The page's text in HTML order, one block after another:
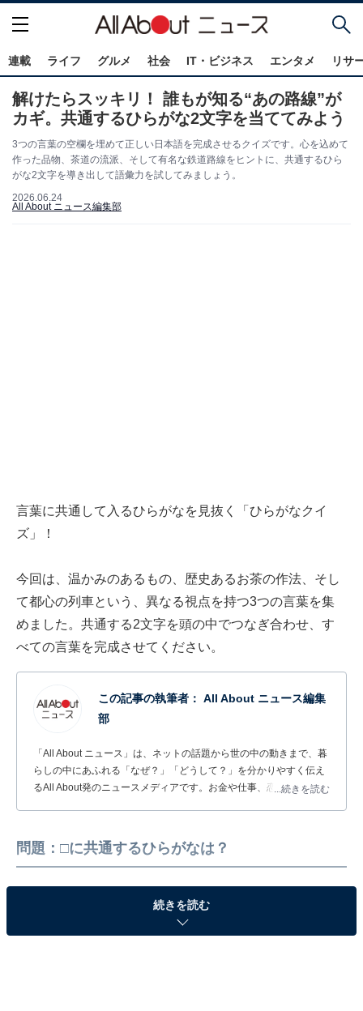
連載 ライフ グルメ 社会 IT・ビジネス エンタメ リサ
解けたらスッキリ！ 誰もが知る“あの路線”が
カギ。共通するひらがな2文字を当ててみよう
3つの言葉の空欄を埋めて正しい日本語を完成させるクイズです。心を込めて
作った品物、茶道の流派、そして有名な鉄道路線をヒントに、共通するひら
がな2文字を導き出して語彙力を試してみましょう。
2026.06.24
All About ニュース編集部
言葉に共通して入るひらがなを見抜く「ひらがなクイ
ズ」！
今回は、温かみのあるもの、歴史あるお茶の作法、そし
て都心の列車という、異なる視点を持つ3つの言葉を集
めました。共通する2文字を頭の中でつなぎ合わせ、す
べての言葉を完成させてください。
この記事の執筆者： All About ニュース編集
部
「All About ニュース」は、ネットの話題から世の中の動きまで、暮
らしの中にあふれる「なぜ？」「どうして？」を分かりやすく伝え
るAll About発のニュースメディアです。お金や仕事、恋愛、ITに関
...続きを読む
問題：□に共通するひらがなは？
続きを読む